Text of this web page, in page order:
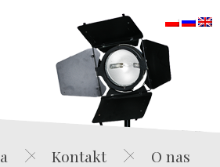
Agencja Aktorska
Kontakt O nas